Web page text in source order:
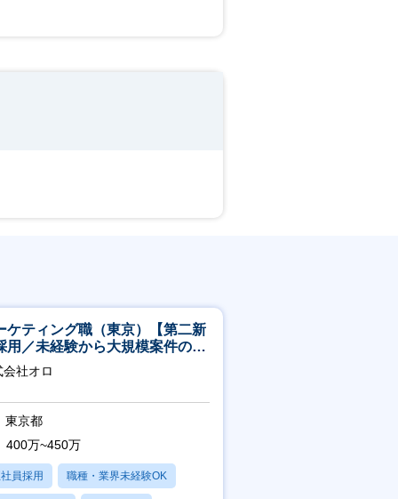
ケティング職（東京）【第二新
用／未経験から大規模案件のマ
ティングが経験できる／研修充
会社オロ
東京都
400万~450万
員採用 職種・業界未経験OK